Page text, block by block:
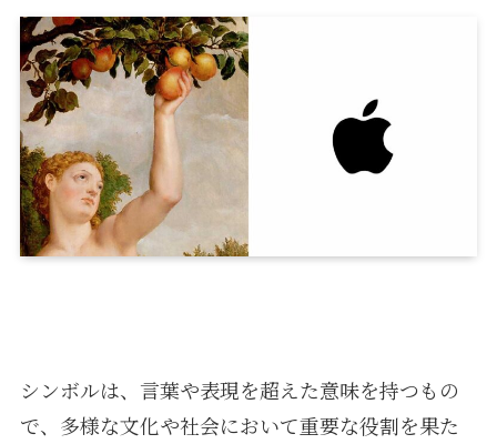
シンボルは、言葉や表現を超えた意味を持つもの
で、多様な文化や社会において重要な役割を果た